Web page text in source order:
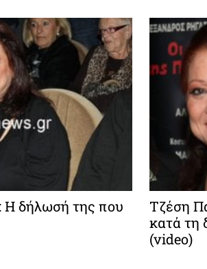
Η δήλωσή της που
Τζέση
κατά τη
(video)